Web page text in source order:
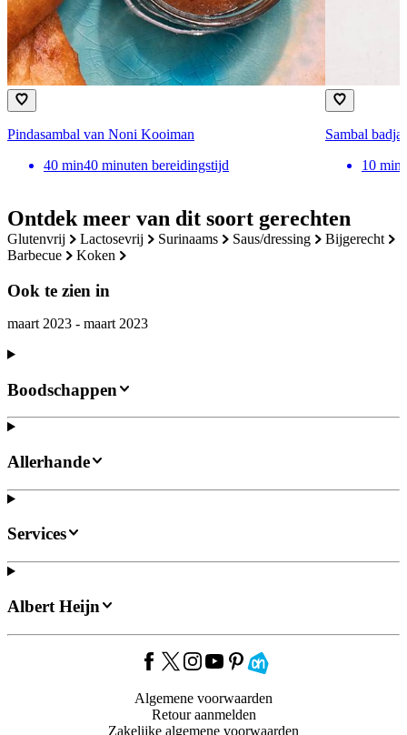
Ontdek meer van dit soort gerechten
glutenvrij lactosevrij surinaams saus/dressing
bijgerecht
barbecue
koken
Ook te zien in
maart 2023 - maart 2023
Pindasambal van Noni Kooiman
40 min40 minuten bereidingstijd
Sambal
10 min
Boodschappen
Allerhande
Services
Albert Heijn
Algemene voorwaarden
Retour aanmelden
Zakelijke algemene voorwaarden